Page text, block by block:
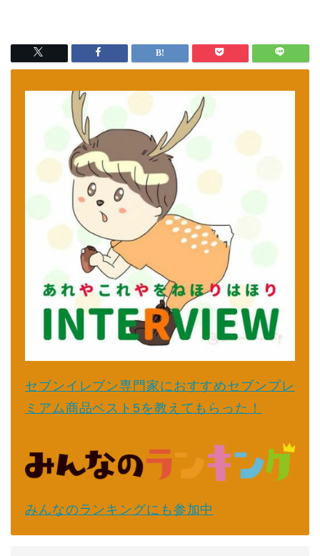
セブンイレブン専門家におすすめセブンプレ
ミアム商品ベスト5を教えてもらった！
みんなのランキングにも参加中